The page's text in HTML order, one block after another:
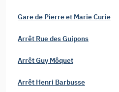
Gare de Pierre et Marie Curie
Arrêt Rue des Guipons
Arrêt Guy Môquet
Arrêt Henri Barbusse